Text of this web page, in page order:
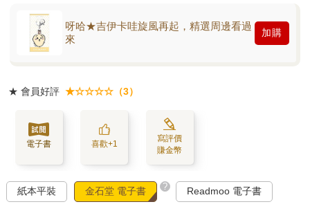
呀哈★吉伊卡哇旋風再起，精選周邊看過
來
加購
★ 會員好評 ★☆☆☆☆（3）
電子書 喜歡+1
寫評價
賺金幣
紙本平裝 金石堂 電子書 ? Readmoo 電子書